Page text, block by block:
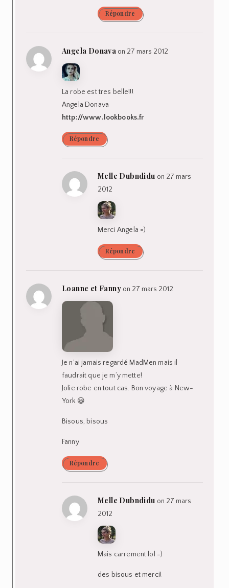
Répondre
Angela Donava on 27 mars 2012
La robe est tres belle!!!
Angela Donava
http://www.lookbooks.fr
Répondre
Melle Dubndidu on 27 mars
2012
Merci Angela =)
Répondre
Loanne et Fanny on 27 mars 2012
Je n’ai jamais regardé MadMen mais il
faudrait que je m’y mette!
Jolie robe en tout cas. Bon voyage à New-
York 😀
Bisous, bisous
Fanny
Répondre
Melle Dubndidu on 27 mars
2012
Mais carrement lol =)
des bisous et merci!